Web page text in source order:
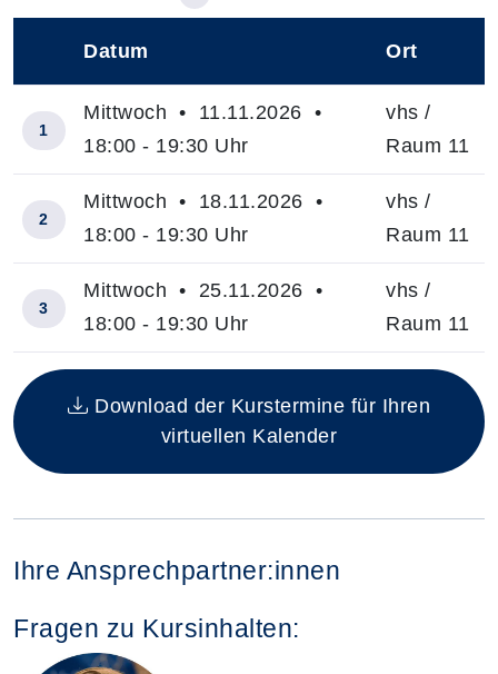
Insgesamt gibt es 3 Termine zum diesen Kurs
Datum Ort
1
Mittwoch • 11.11.2026 •
18:00 - 19:30 Uhr
vhs /
Raum 11
2
Mittwoch • 18.11.2026 •
18:00 - 19:30 Uhr
vhs /
Raum 11
3
Mittwoch • 25.11.2026 •
18:00 - 19:30 Uhr
vhs /
Raum 11
Download der Kurstermine für Ihren
virtuellen Kalender
Ihre Ansprechpartner:innen
Fragen zu Kursinhalten: